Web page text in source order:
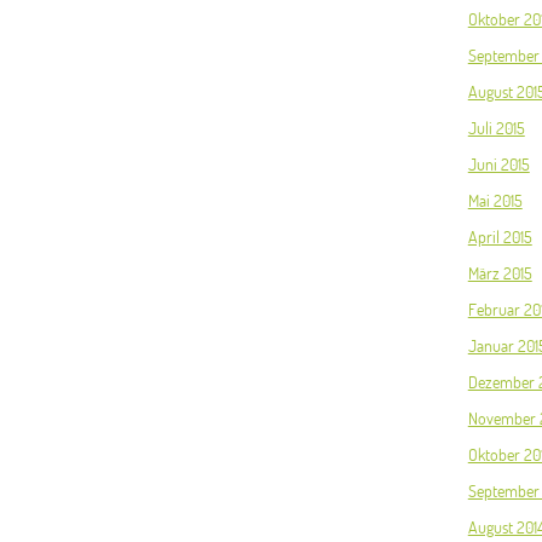
Oktober
September
August
Juli 2015
Juni 2015
Mai 2015
April 2015
März 2015
Februar
Januar
Dezember
November
Oktober
September
August